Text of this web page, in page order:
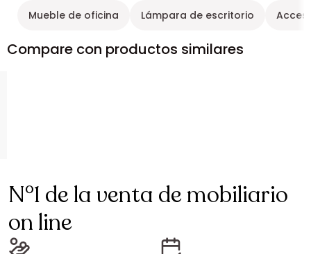
Mueble de oficina Lámpara de escritorio
Compare con productos similares
N°1 de la venta de mobiliario
on line